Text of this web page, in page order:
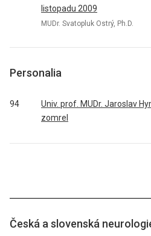
listopadu 2009
MUDr. Svatopluk Ostrý, Ph.D.
Personalia
94
Univ. prof. MUDr. Jaroslav
zomrel
Česká a slovenská